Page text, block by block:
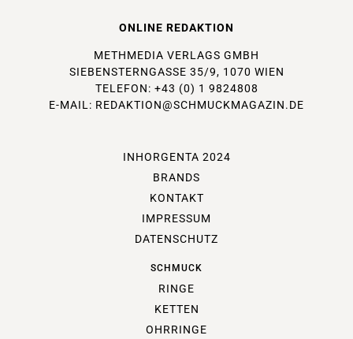
ONLINE REDAKTION
METHMEDIA VERLAGS GMBH
SIEBENSTERNGASSE 35/9, 1070 WIEN
TELEFON: +43 (0) 1 9824808
E-MAIL: REDAKTION@SCHMUCKMAGAZIN.DE
INHORGENTA 2024
BRANDS
KONTAKT
IMPRESSUM
DATENSCHUTZ
SCHMUCK
RINGE
KETTEN
OHRRINGE